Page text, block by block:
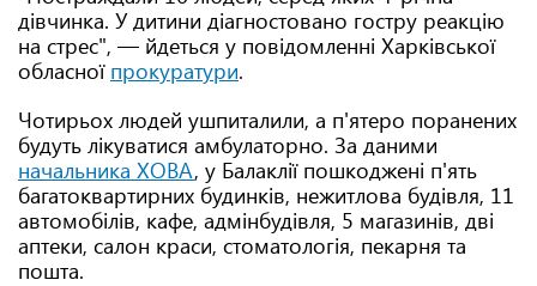
дівчинка. У дитини діагностовано гостру реакцію
на стрес", — йдеться у повідомленні Харківської
обласної прокуратури.
Чотирьох людей ушпиталили, а п'ятеро поранених
будуть лікуватися амбулаторно. За даними
начальника ХОВА, у Балаклії пошкоджені п'ять
багатоквартирних будинків, нежитлова будівля, 11
автомобілів, кафе, адмінбудівля, 5 магазинів, дві
аптеки, салон краси, стоматологія, пекарня та
пошта.